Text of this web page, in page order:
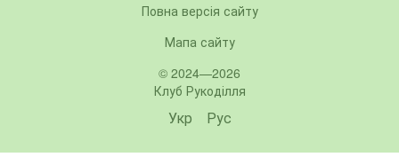
Повна версія сайту
Мапа сайту
© 2024—2026
Клуб Рукоділля
Укр Рус